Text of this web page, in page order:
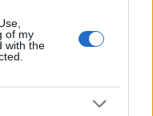
of my
with the
δεν σημαίνει
είναι τόσο
αλλοίωση της
ήπια